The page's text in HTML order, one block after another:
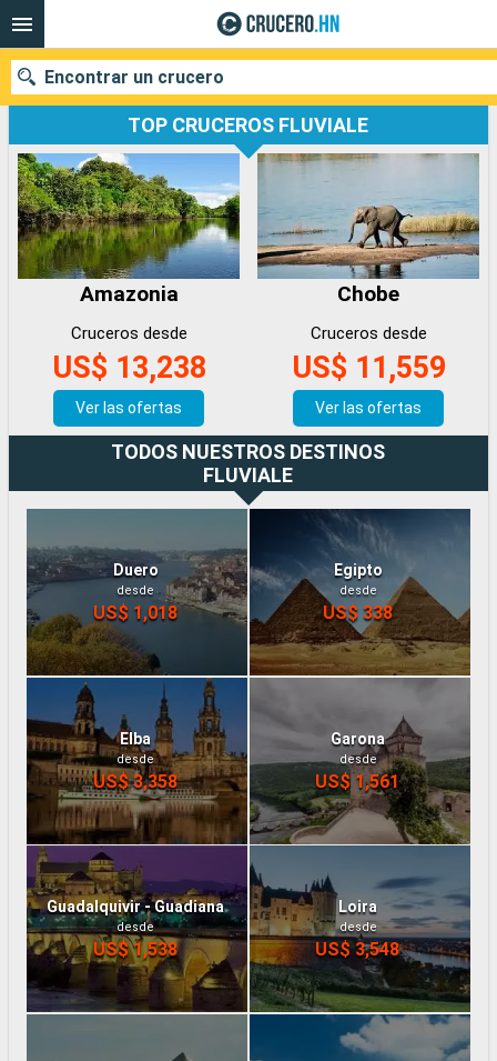
Encontrar un crucero
Nuestros destinos
Fecha de salida
Puertos Compañías
Buscar
TOP CRUCEROS FLUVIALE
Amazonia
Cruceros desde
US$ 13,238
Ver las ofertas
Chobe
Cruceros desde
US$ 11,559
Ver las ofertas
TODOS NUESTROS DESTINOS
FLUVIALE
Duero
desde
US$ 1,018
Egipto
desde
US$ 338
Elba
desde
US$ 3,358
Garona
desde
US$ 1,561
Guadalquivir - Guadiana
desde
US$ 1,538
Loira
desde
US$ 3,548